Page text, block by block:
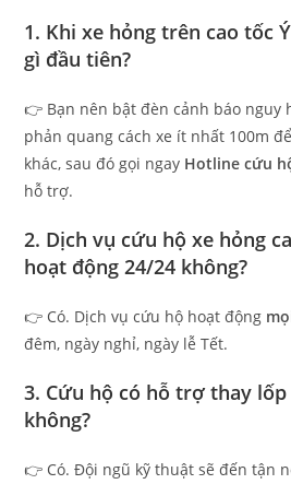
1. Khi xe hỏng trên cao tốc
gì đầu tiên?
👉 Bạn nên bật đèn cảnh báo nguy
phản quang cách xe ít nhất 100m
khác, sau đó gọi ngay Hotline cứu
hỗ trợ.
2. Dịch vụ cứu hộ xe hỏng
hoạt động 24/24 không?
👉 Có. Dịch vụ cứu hộ hoạt động
đêm, ngày nghỉ, ngày lễ Tết.
3. Cứu hộ có hỗ trợ thay
không?
👉 Có. Đội ngũ kỹ thuật sẽ đến tận